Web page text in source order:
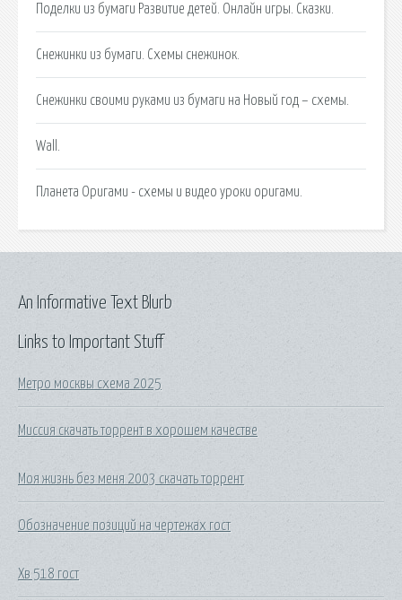
Поделки из бумаги Развитие детей. Онлайн игры. Сказки.
Снежинки из бумаги. Схемы снежинок.
Снежинки своими руками из бумаги на Новый год – схемы.
Wall.
Планета Оригами - схемы и видео уроки оригами.
Links to Important Stuff
Метро москвы схема 2025
Миссия скачать торрент в хорошем качестве
Моя жизнь без меня 2003 скачать торрент
Обозначение позиций на чертежах гост
Хв 518 гост
An Informative Text Blurb